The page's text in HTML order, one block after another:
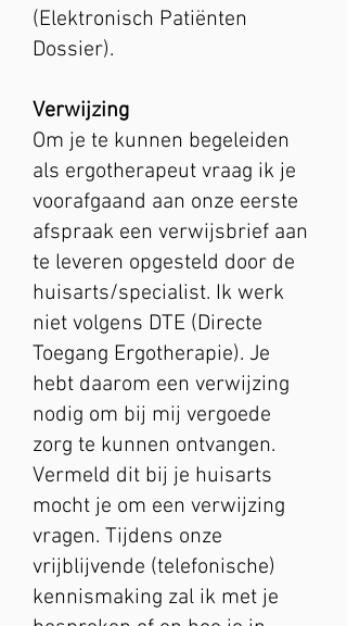
(Elektronisch Patiënten
Dossier).
Verwijzing
Om je te kunnen begeleiden
als ergotherapeut vraag ik je
voorafgaand aan onze eerste
afspraak een verwijsbrief aan
te leveren opgesteld door de
huisarts/specialist. Ik werk
niet volgens DTE (Directe
Toegang Ergotherapie). Je
hebt daarom een verwijzing
nodig om bij mij vergoede
zorg te kunnen ontvangen.
Vermeld dit bij je huisarts
mocht je om een verwijzing
vragen. Tijdens onze
vrijblijvende (telefonische)
kennismaking zal ik met je